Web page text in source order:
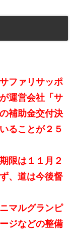
ファリサッポ
運営会社「サ
補助金交付決
ることが２５
限は１１月２
、道は今後督
マルグランピ
ジなどの整備